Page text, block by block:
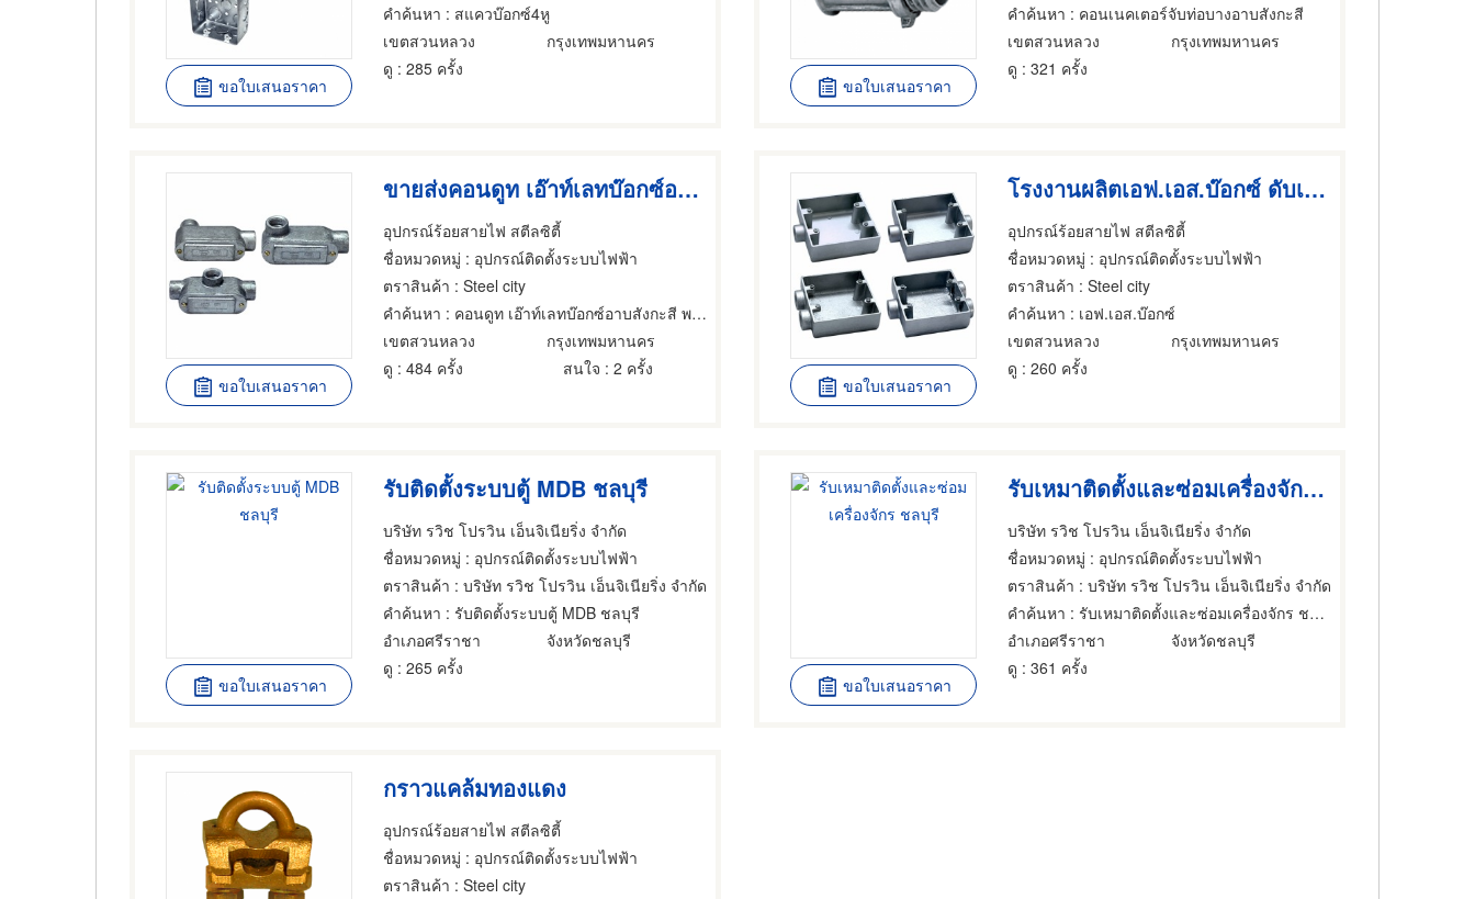
ขอใบเสนอราคา
คำค้นหา : สแควบ๊อกซ์4หู
เขตสวนหลวง
กรุงเทพมหานคร
ดู : 285 ครั้ง
ขอใบเสนอราคา
คำค้นหา : คอนเนคเตอร์จับท่อบางอาบสังกะสี
เขตสวนหลวง
กรุงเทพมหานคร
ดู : 321 ครั้ง
ขอใบเสนอราคา
ขายส่งคอนดูท เอ๊าท์เลทบ๊อกซ์อาบสังกะสี พร้อมฝา
อุปกรณ์ร้อยสายไฟ สตีลซิตี้
ชื่อหมวดหมู่ : อุปกรณ์ติดตั้งระบบไฟฟ้า
ตราสินค้า : Steel city
คำค้นหา : คอนดูท เอ๊าท์เลทบ๊อกซ์อาบสังกะสี พร้อมฝา
เขตสวนหลวง
กรุงเทพมหานคร
ดู : 484 ครั้ง สนใจ : 2 ครั้ง
ขอใบเสนอราคา
โรงงานผลิตเอฟ.เอส.บ๊อกซ์ ดับเกิ้ล แก๊งค์
อุปกรณ์ร้อยสายไฟ สตีลซิตี้
ชื่อหมวดหมู่ : อุปกรณ์ติดตั้งระบบไฟฟ้า
ตราสินค้า : Steel city
คำค้นหา : เอฟ.เอส.บ๊อกซ์
เขตสวนหลวง
กรุงเทพมหานคร
ดู : 260 ครั้ง
ขอใบเสนอราคา
รับติดตั้งระบบตู้ MDB ชลบุรี
บริษัท รวิช โปรวิน เอ็นจิเนียริ่ง จำกัด
ชื่อหมวดหมู่ : อุปกรณ์ติดตั้งระบบไฟฟ้า
ตราสินค้า : บริษัท รวิช โปรวิน เอ็นจิเนียริ่ง จำกัด
คำค้นหา : รับติดตั้งระบบตู้ MDB ชลบุรี
อำเภอศรีราชา
จังหวัดชลบุรี
ดู : 265 ครั้ง
ขอใบเสนอราคา
รับเหมาติดตั้งและซ่อมเครื่องจักร ชลบุรี
บริษัท รวิช โปรวิน เอ็นจิเนียริ่ง จำกัด
ชื่อหมวดหมู่ : อุปกรณ์ติดตั้งระบบไฟฟ้า
ตราสินค้า : บริษัท รวิช โปรวิน เอ็นจิเนียริ่ง จำกัด
คำค้นหา : รับเหมาติดตั้งและซ่อมเครื่องจักร ชลบุรี
อำเภอศรีราชา
จังหวัดชลบุรี
ดู : 361 ครั้ง
กราวแคล้มทองแดง
อุปกรณ์ร้อยสายไฟ สตีลซิตี้
ชื่อหมวดหมู่ : อุปกรณ์ติดตั้งระบบไฟฟ้า
ตราสินค้า : Steel city